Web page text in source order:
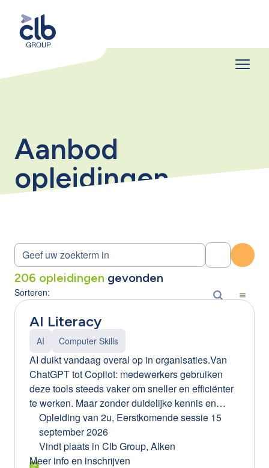
Aanbod
opleidingen
206 opleidingen gevonden
Sorteren:
AI Literacy
AI Computer Skills
AI duikt vandaag overal op in organisaties.Van
ChatGPT tot Copilot: medewerkers gebruiken
deze tools steeds vaker om sneller en efficiënter
te werken. Maar zonder duidelijke kennis en
afspraken kan AI ook risico’s creëren. Denk aan:
gevoelige bedrijfsinformatie die gedeeld wordt
foutieve of misleidende AI-resultaten onbewust
gebruik van AI-tools binnen de organisatie
Opleiding van 2u, Eerstkomende sessie 15
september 2026
Vindt plaats in Clb Group, Alken
Meer info en inschrijven